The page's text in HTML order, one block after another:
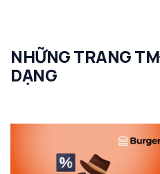
NHỮNG TRANG
DẠNG